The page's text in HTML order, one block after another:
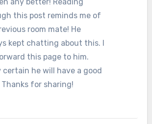
this post reminds me of
room mate! He
kept chatting about this. I
this page to him.
certain he will have a good
Thanks for sharing!